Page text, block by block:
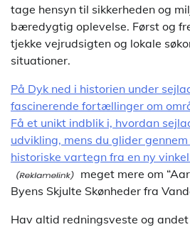
tage hensyn til sikkerheden og
bæredygtig oplevelse. Først og
tjekke vejrudsigten og lokale
situationer.
På Dyk ned i historien under
fascinerende fortællinger om
Få et unikt indblik i, hvordan
udvikling, mens du glider
historiske vartegn fra en ny
meget mere om
Byens Skjulte Skønheder fra
Hav altid redningsveste og